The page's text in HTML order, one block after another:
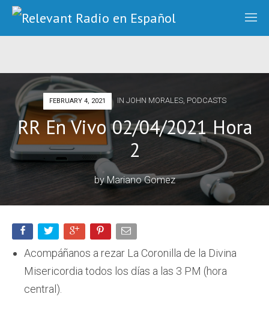
FEBRUARY 4, 2021 IN JOHN MORALES, PODCASTS
RR En Vivo 02/04/2021 Hora
2
byMariano Gomez
Acompáñanos a rezar La Coronilla de la Divina
Misericordia todos los días a las 3 PM (hora
central).